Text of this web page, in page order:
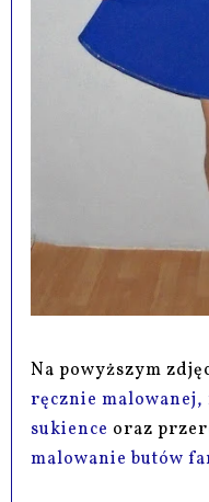
Na powyższym
ręcznie
sukience oraz
malowanie butów